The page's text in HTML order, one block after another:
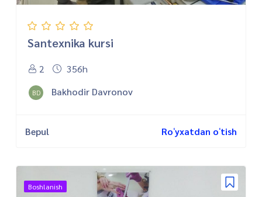
Santexnika kursi
2 356h
BD Bakhodir Davronov
Bepul Roʻyxatdan oʻtish
Boshlanish